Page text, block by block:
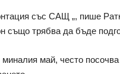
със САЩ „, пише
също трябва да бъде
май, често